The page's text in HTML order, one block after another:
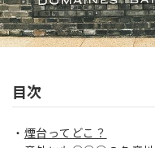
目次
煙台ってどこ？